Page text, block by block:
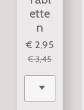
ette
n
€ 2,95
€ 3,45